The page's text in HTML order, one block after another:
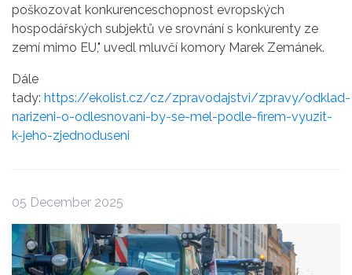
poškozovat konkurenceschopnost evropských
hospodářských subjektů ve srovnání s konkurenty ze
zemí mimo EU," uvedl mluvčí komory Marek Zemánek.
Dále
tady: https://ekolist.cz/cz/zpravodajstvi/zpravy/odklad-
narizeni-o-odlesnovani-by-se-mel-podle-firem-vyuzit-
k-jeho-zjednoduseni
05 December 2025